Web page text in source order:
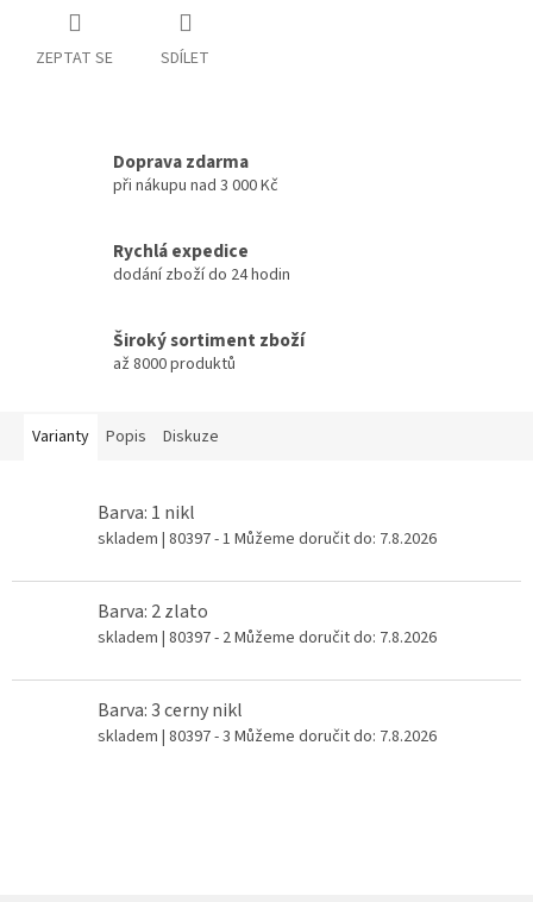
ZEPTAT SE SDÍLET
Doprava zdarma
při nákupu nad 3 000 Kč
Rychlá expedice
dodání zboží do 24 hodin
Široký sortiment zboží
až 8000 produktů
Varianty Popis Diskuze
Barva: 1 nikl
skladem | 80397 - 1 Můžeme doručit do: 7.8.2026
Barva: 2 zlato
skladem | 80397 - 2Můžeme doručit do: 7.8.2026
Barva: 3 cerny nikl
skladem | 80397 - 3 Můžeme doručit do: 7.8.2026